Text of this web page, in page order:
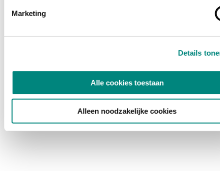
Marketing
Details
Alle cookies toestaan
Alleen noodzakelijke cookies